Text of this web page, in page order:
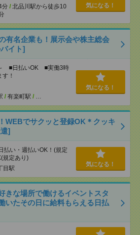
分 / 北品川駅から徒歩10
気になる！
有名企業も！展示会や株主総会
イト]
■日払いOK ■実働3時
！
/ 有楽町駅 / …
気になる！
WEBでサクッと登録OK＊クッキ
]
い・週払いOK！(規定
規定あり)
目駅
気になる！
きな場所で働けるイベントスタ
いたその日に給料もらえる日払